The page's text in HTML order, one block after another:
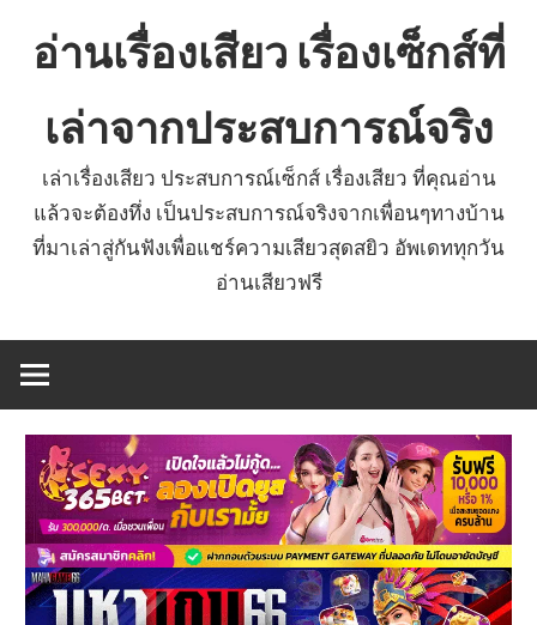
อ่านเรื่องเสียว เรื่องเซ็กส์ที่
เล่าจากประสบการณ์จริง
เล่าเรื่องเสียว ประสบการณ์เซ็กส์ เรื่องเสียว ที่คุณอ่าน
แล้วจะต้องทึ่ง เป็นประสบการณ์จริงจากเพื่อนๆทางบ้าน
ที่มาเล่าสู่กันฟังเพื่อแชร์ความเสียวสุดสยิว อัพเดททุกวัน
อ่านเสียวฟรี